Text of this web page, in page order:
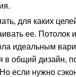
для каких
ее.
идеальным
общий дизайн,
если нужно